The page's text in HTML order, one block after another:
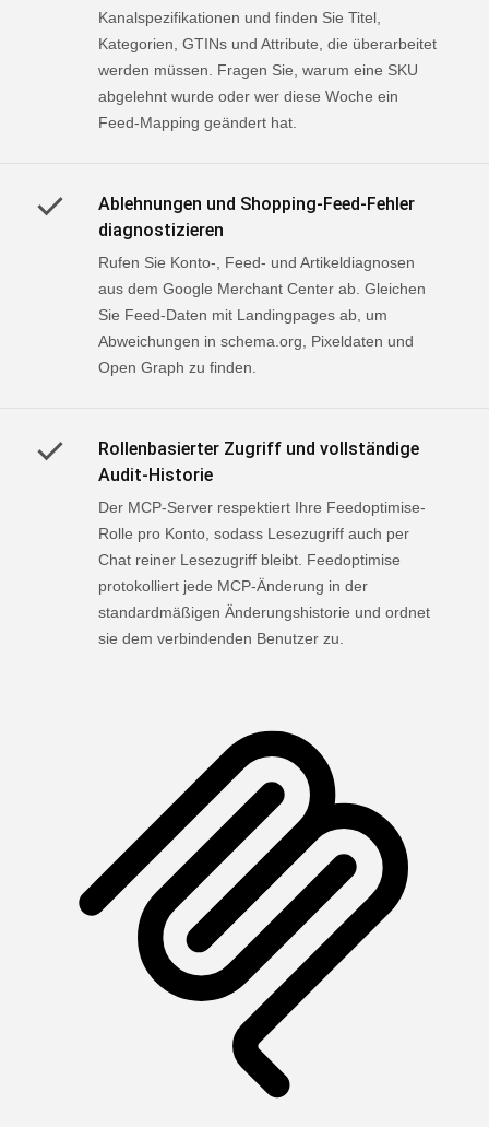
validieren Sie Produktdaten gegen
Kanalspezifikationen und finden Sie Titel,
Kategorien, GTINs und Attribute, die überarbeitet
werden müssen. Fragen Sie, warum eine SKU
abgelehnt wurde oder wer diese Woche ein
Ablehnungen und Shopping-Feed-Fehler
diagnostizieren
Rufen Sie Konto-, Feed- und Artikeldiagnosen
aus dem Google Merchant Center ab. Gleichen
Sie Feed-Daten mit Landingpages ab, um
Abweichungen in schema.org, Pixeldaten und
Rollenbasierter Zugriff und vollständige
Audit-Historie
Der MCP-Server respektiert Ihre Feedoptimise-
Rolle pro Konto, sodass Lesezugriff auch per
Chat reiner Lesezugriff bleibt. Feedoptimise
protokolliert jede MCP-Änderung in der
standardmäßigen Änderungshistorie und ordnet